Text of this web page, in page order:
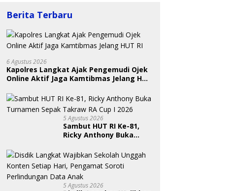
Indri Nugraheni: Festival
Sayang Anak Harus Jadi
Gerakan Berkelanjutan
Perlindungan Anak
BKSDA Segera Evaluasi
Perkebunan Sawit di
Langkat
Berita Terbaru
6 Agustus 2026
Kapolres Langkat Ajak Pengemudi Ojek
Online Aktif Jaga Kamtibmas Jelang HUT
5 Agustus 2026
Sambut HUT RI Ke-81,
Ricky Anthony Buka
Takraw RA Cup I 2026
5 Agustus 2026